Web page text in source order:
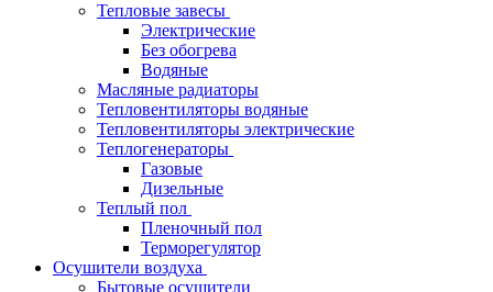
Тепловые завесы
Электрические
Без обогрева
Водяные
Масляные радиаторы
Тепловентиляторы водяные
Тепловентиляторы электрические
Теплогенераторы
Газовые
Дизельные
Теплый пол
Пленочный пол
Терморегулятор
Осушители воздуха
Бытовые осушители